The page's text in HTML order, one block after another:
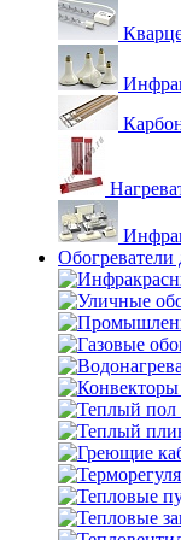
Обогреватели